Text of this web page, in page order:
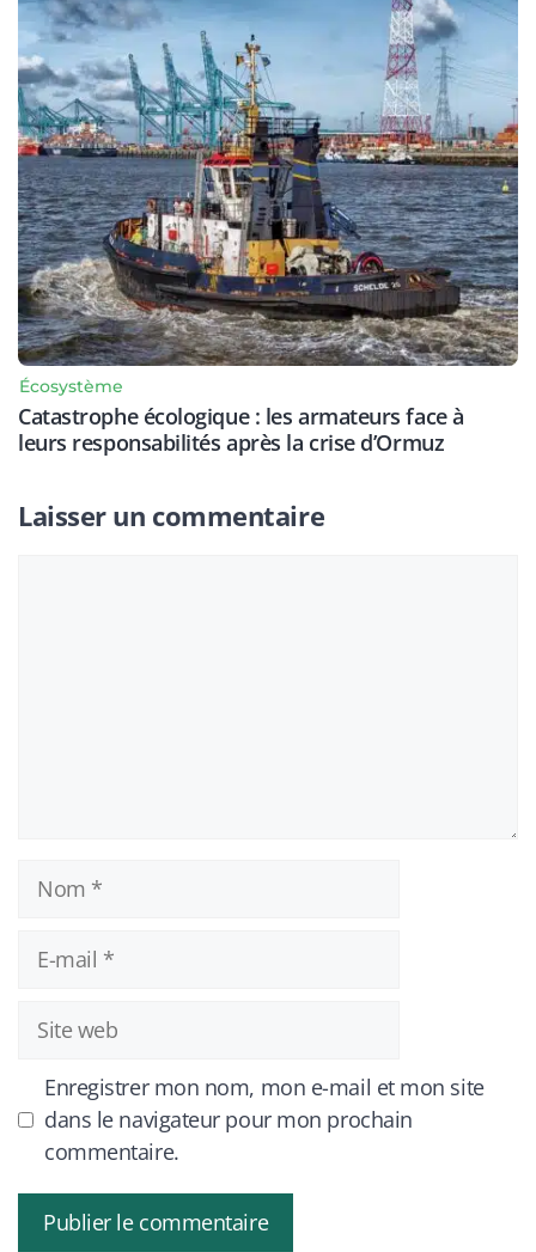
Écosystème
Catastrophe écologique : les armateurs face à
leurs responsabilités après la crise d’Ormuz
Laisser un commentaire
Nom
mail
Site
web
Enregistrer mon nom, mon e-mail et mon site
dans le navigateur pour mon prochain
commentaire.